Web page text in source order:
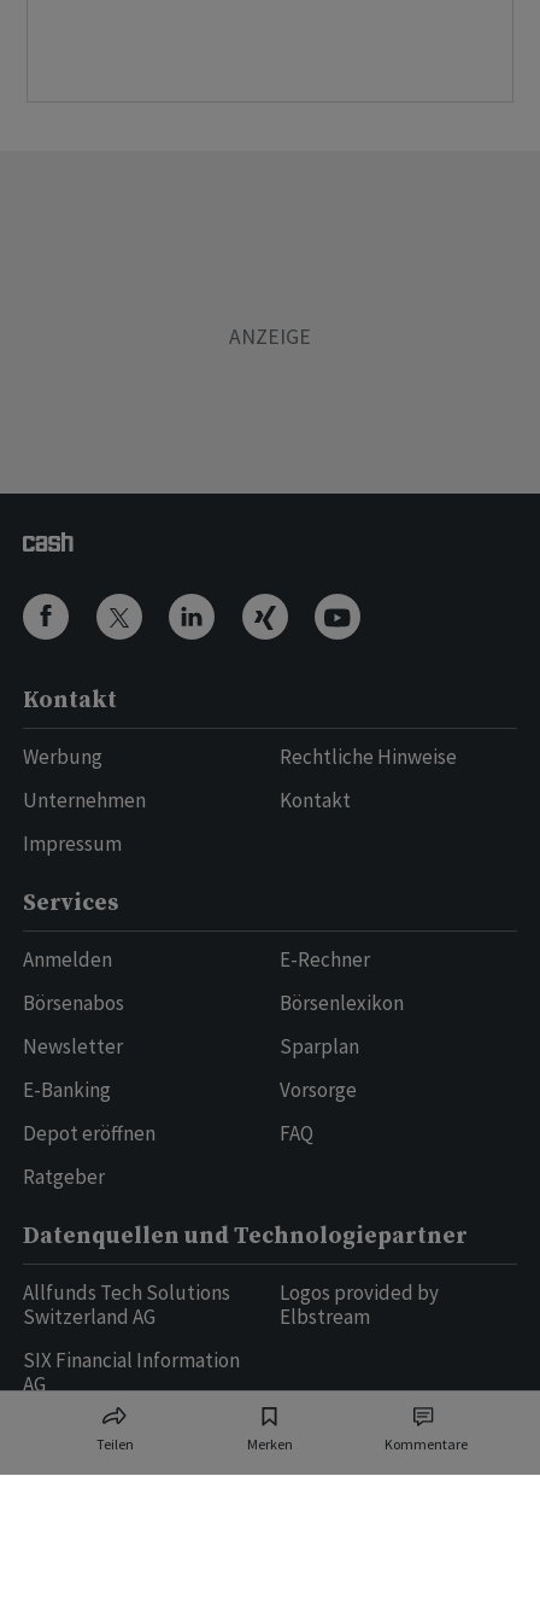
Teilen Merken Kommentare
Kontakt
Werbung
Unternehmen
Impressum
Rechtliche Hinweise
Kontakt
Services
Anmelden
Börsenabos
Newsletter
E-Banking
Depot eröffnen
Ratgeber
E-Rechner
Börsenlexikon
Sparplan
Vorsorge
FAQ
Datenquellen und Technologiepartner
Allfunds Tech Solutions
Switzerland AG
SIX Financial Information
AG
Logos provided by
Elbstream
Ringier AG | Ringier Medien Schweiz